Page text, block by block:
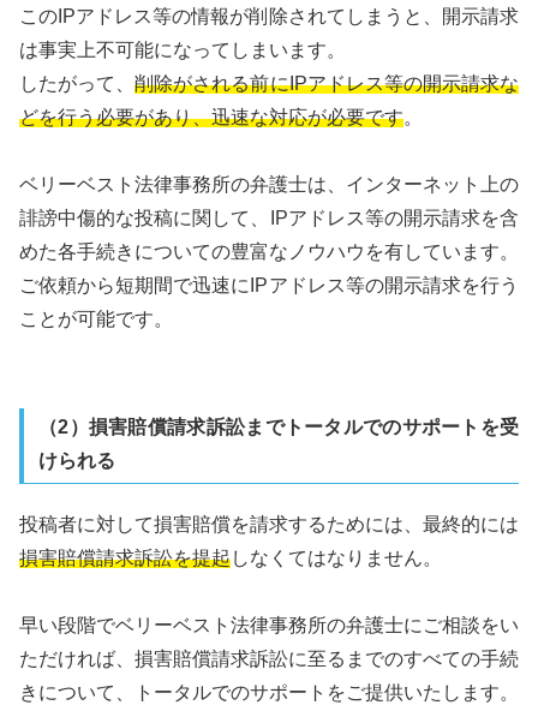
このIPアドレス等の情報が削除されてしまうと、開示請求
は事実上不可能になってしまいます。
したがって、削除がされる前にIPアドレス等の開示請求な
どを行う必要があり、迅速な対応が必要です。
ベリーベスト法律事務所の弁護士は、インターネット上の
誹謗中傷的な投稿に関して、IPアドレス等の開示請求を含
めた各手続きについての豊富なノウハウを有しています。
ご依頼から短期間で迅速にIPアドレス等の開示請求を行う
ことが可能です。
（2）損害賠償請求訴訟までトータルでのサポートを受
けられる
投稿者に対して損害賠償を請求するためには、最終的には
損害賠償請求訴訟を提起しなくてはなりません。
早い段階でベリーベスト法律事務所の弁護士にご相談をい
ただければ、損害賠償請求訴訟に至るまでのすべての手続
きについて、トータルでのサポートをご提供いたします。